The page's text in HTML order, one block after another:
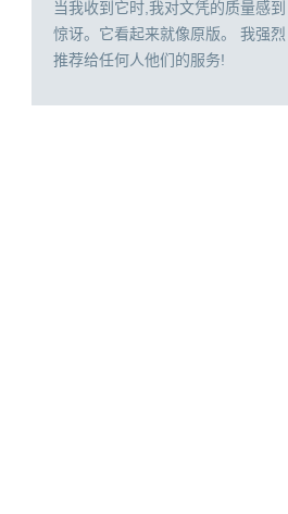
当我收到它时,我对文凭的质量感到
惊讶。它看起来就像原版。 我强烈
推荐给任何人他们的服务!